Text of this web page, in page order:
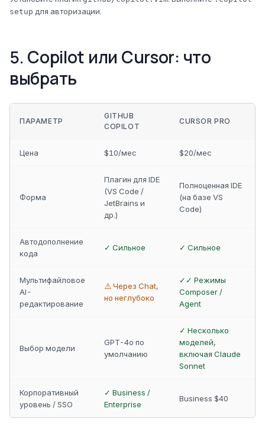
setup для авторизации.
5. Copilot или Cursor: что
выбрать
ПАРАМЕТР
GITHUB
COPILOT
CURSOR PRO
Цена $10/мес $20/мес
Форма
Плагин для IDE
(VS Code /
JetBrains и
др.)
Полноценная IDE
(на базе VS
Code)
Автодополнение
кода
✓ Сильное ✓ Сильное
Мультифайловое
AI-
редактирование
⚠️ Через Chat,
но неглубоко
✓✓ Режимы
Composer /
Agent
Выбор модели
GPT-4o по
умолчанию
✓ Несколько
моделей,
включая Claude
Sonnet
Корпоративный
уровень / SSO
✓ Business /
Enterprise
Business $40